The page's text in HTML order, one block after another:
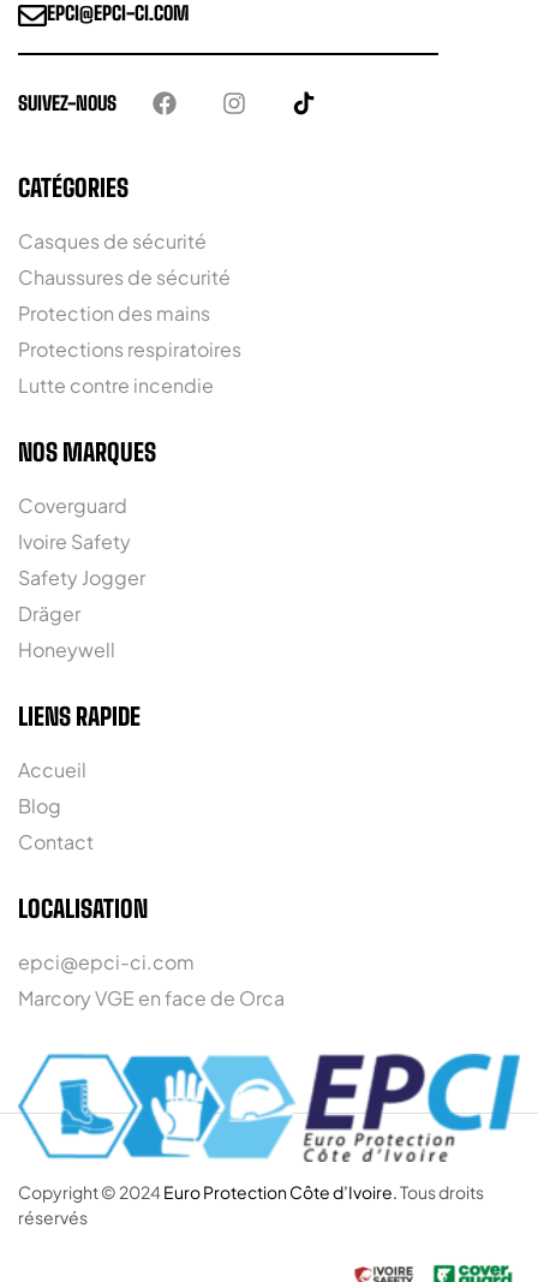
EPCI@EPCI-CI.COM
SUIVEZ-NOUS
CATÉGORIES
Casques de sécurité
Chaussures de sécurité
Protection des mains
Protections respiratoires
Lutte contre incendie
NOS MARQUES
Coverguard
Ivoire Safety
Safety Jogger
Dräger
Honeywell
LIENS RAPIDE
Accueil
Blog
Contact
LOCALISATION
epci@epci-ci.com
Marcory VGE en face de Orca
Copyright © 2024 Euro Protection Côte d’Ivoire.Tous droits
réservés